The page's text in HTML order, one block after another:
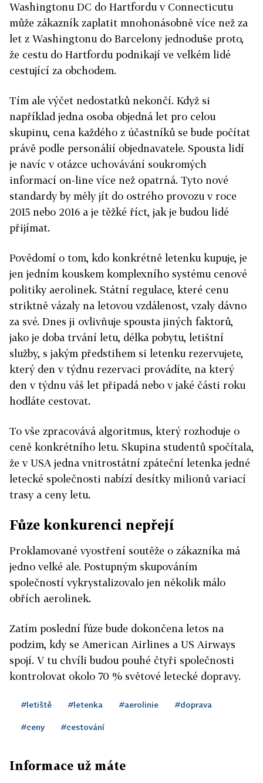
Washingtonu DC do Hartfordu v Connecticutu
může zákazník zaplatit mnohonásobně více než za
let z Washingtonu do Barcelony jednoduše proto,
že cestu do Hartfordu podnikají ve velkém lidé
cestující za obchodem.
Tím ale výčet nedostatků nekončí. Když si
například jedna osoba objedná let pro celou
skupinu, cena každého z účastníků se bude počítat
právě podle personálií objednavatele. Spousta lidí
je navíc v otázce uchovávání soukromých
informací on-line více než opatrná. Tyto nové
standardy by měly jít do ostrého provozu v roce
2015 nebo 2016 a je těžké říct, jak je budou lidé
přijímat.
Povědomí o tom, kdo konkrétně letenku kupuje, je
jen jedním kouskem komplexního systému cenové
politiky aerolinek. Státní regulace, které cenu
striktně vázaly na letovou vzdálenost, vzaly dávno
za své. Dnes ji ovlivňuje spousta jiných faktorů,
jako je doba trvání letu, délka pobytu, letištní
služby, s jakým předstihem si letenku rezervujete,
který den v týdnu rezervaci provádíte, na který
den v týdnu váš let připadá nebo v jaké části roku
hodláte cestovat.
To vše zpracovává algoritmus, který rozhoduje o
ceně konkrétního letu. Skupina studentů spočítala,
že v USA jedna vnitrostátní zpáteční letenka jedné
letecké společnosti nabízí desítky milionů variací
trasy a ceny letu.
Fůze konkurenci nepřejí
Proklamované vyostření soutěže o zákazníka má
jedno velké ale. Postupným skupováním
společností vykrystalizovalo jen několik málo
obřích aerolinek.
Zatím poslední fúze bude dokončena letos na
podzim, kdy se American Airlines a US Airways
spojí. V tu chvíli budou pouhé čtyři společnosti
kontrolovat okolo 70 % světové letecké dopravy.
#letiště #letenka #aerolinie #doprava
#ceny #cestování
Informace už máte